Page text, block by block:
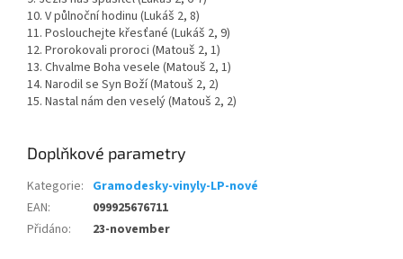
10. V půlnoční hodinu (Lukáš 2, 8)
11. Poslouchejte křesťané (Lukáš 2, 9)
12. Prorokovali proroci (Matouš 2, 1)
13. Chvalme Boha vesele (Matouš 2, 1)
14. Narodil se Syn Boží (Matouš 2, 2)
15. Nastal nám den veselý (Matouš 2, 2)
Doplňkové parametry
Kategorie: Gramodesky-vinyly-LP-nové
EAN:
099925676711
Přidáno: 23-november